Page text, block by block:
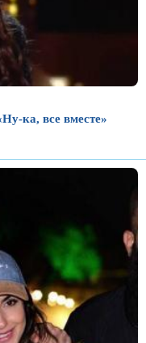
ка, все вместе»